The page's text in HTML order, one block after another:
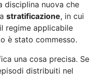
disciplina nuova che
stratificazione, in cui
regime applicabile
è stato commesso.
una cosa precisa. Se
distribuiti nel